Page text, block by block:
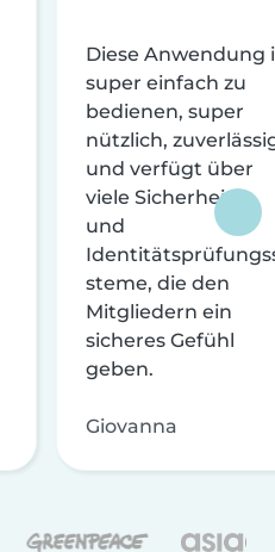
Diese Anwendung
super einfach zu
bedienen, super
nützlich,
und verfügt über
viele Sicherheits-
und
steme, die den
Mitgliedern ein
sicheres Gefühl
geben.
Giovanna